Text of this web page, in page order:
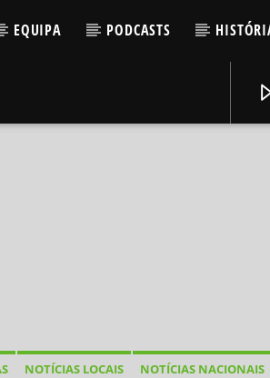
EQUIPA PODCASTS
NOTÍCIAS LOCAIS NOTÍCIAS NACIONAIS